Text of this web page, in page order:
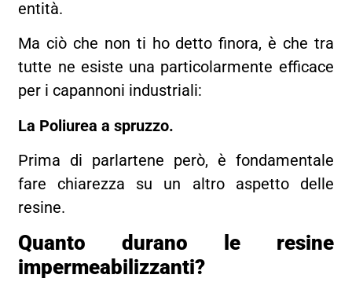
entità.
Ma ciò che non ti ho detto finora, è che tra
tutte ne esiste una particolarmente efficace
per i capannoni industriali:
La Poliurea a spruzzo.
Prima di parlartene però, è fondamentale
fare chiarezza su un altro aspetto delle
resine.
Quanto durano le resine
impermeabilizzanti?